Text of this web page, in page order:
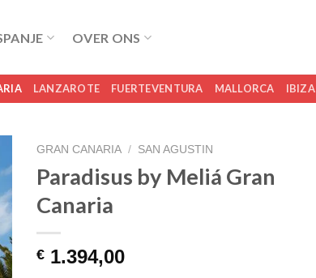
OVER ONS
LANZAROTE FUERTEVENTURA MALLORCA IBIZA
GRAN CANARIA / SAN AGUSTIN
Paradisus by Meliá Gran
Canaria
€ 1.394,00